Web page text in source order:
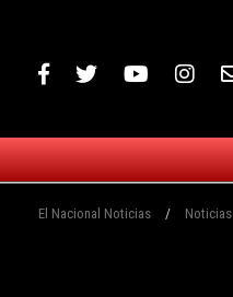
El Nacional Noticias / Noticias